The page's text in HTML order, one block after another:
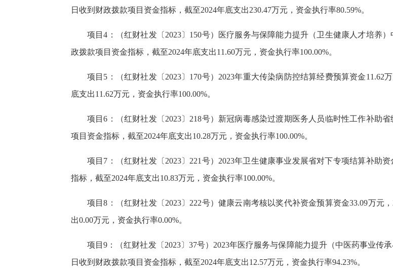
日收到财政拨款项目资金指标，截至2024年底支出230.47万元，资金执行率80.59%。
项目4：（红财社发〔2023〕150号）医疗服务与保障能力提升（卫生健康人才培养
政拨款项目资金指标，截至2024年底支出11.60万元，资金执行率100.00%。
项目5：（红财社发〔2023〕170号）2023年重大传染病防控结算经费预算资金11.62
底支出11.62万元，资金执行率100.00%。
项目6：（红财社发〔2023〕218号）新冠病毒感染过渡期医务人员临时性工作补助
项目资金指标，截至2024年底支出10.28万元，资金执行率100.00%。
项目7：（红财社发〔2023〕221号）2023年卫生健康事业发展省对下专项结算补助
指标，截至2024年底支出10.83万元，资金执行率100.00%。
项目8：（红财社发〔2023〕222号）健康云南考核以奖代补资金预算资金33.09万元
出0.00万元，资金执行率0.00%。
项目9：（红财社发〔2023〕37号）2023年医疗服务与保障能力提升（中医药事业传
日收到财政拨款项目资金指标，截至2024年底支出12.57万元，资金执行率94.23%。